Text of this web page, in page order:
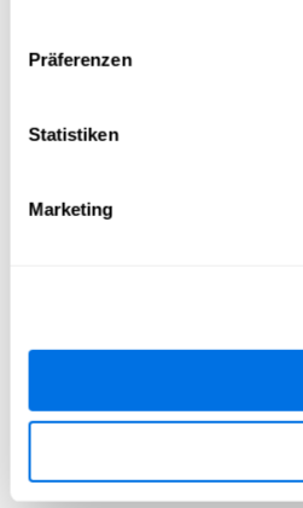
Präferenzen
Statistiken
Marketing